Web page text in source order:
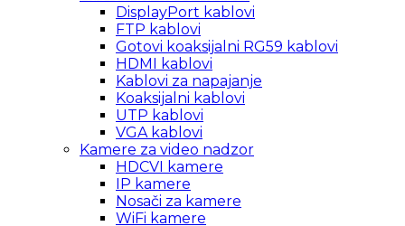
DisplayPort kablovi
FTP kablovi
Gotovi koaksijalni RG59 kablovi
HDMI kablovi
Kablovi za napajanje
Koaksijalni kablovi
UTP kablovi
VGA kablovi
Kamere za video nadzor
HDCVI kamere
IP kamere
Nosači za kamere
WiFi kamere